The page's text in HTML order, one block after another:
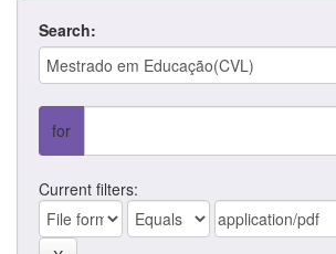
Search:
for
Current filters: